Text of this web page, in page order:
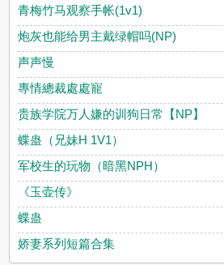
青梅竹马观察手帐(1v1)
炮灰也能给男主戴绿帽吗(NP)
声声慢
專情總裁處處寵
贵族学院万人嫌的训狗日常【NP】
蝶蛊（兄妹H 1V1）
军校生的玩物（暗黑NPH）
《玉壶传》
蝶蛊
娇妻系列短篇合集